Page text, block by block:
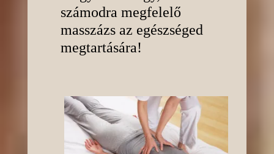
számodra megfelelő
masszázs az egészséged
megtartására!